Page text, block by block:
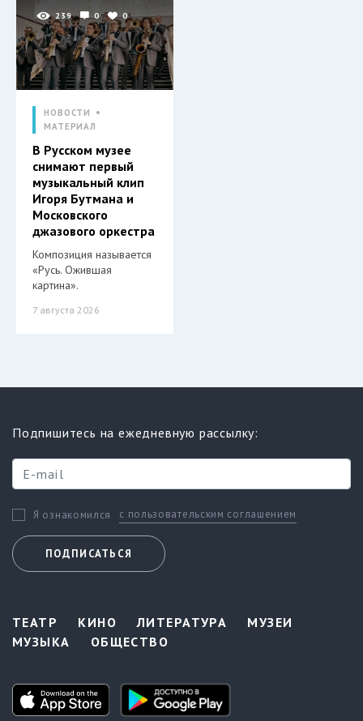
239 0 0
НОВОСТИ
МАТЕРИАЛ
В Русском музее
снимают первый
музыкальный клип
Игоря Бутмана и
Московского
джазового оркестра
Композиция называется
«Русь. Ожившая
картина».
7 августа 2026
Подпишитесь на ежедневную рассылку:
Я ознакомился с пользовательским соглашением
ПОДПИСАТЬСЯ
ТЕАТР КИНО ЛИТЕРАТУРА
МУЗЕИ
МУЗЫКА
ОБЩЕСТВО